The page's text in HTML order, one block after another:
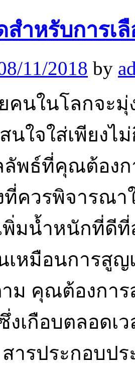
ำหรับการเ
11/2018 by
คนในโลกจะ
นใจใส่เพียง
ลัพธ์ที่คุณต้อง
ที่ควรพิจารณ
พิ่มน้ำหนักที่ดี
เหมือนการสูญ
ม คุณต้องกา
เกือบตลอดเ
ารประกอบป